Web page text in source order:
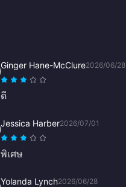
Ginger Hane-McClure2026/06/28
ดี
Jessica Harber2026/07/01
พิเศษ
Yolanda Lynch2026/06/28